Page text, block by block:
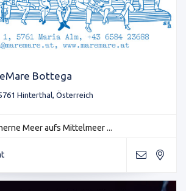
Bottega
Hinterthal, Österreich
Meer aufs Mittelmeer ...